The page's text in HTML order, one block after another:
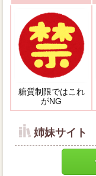
糖質制限ではこれ
がNG
姉妹サイト